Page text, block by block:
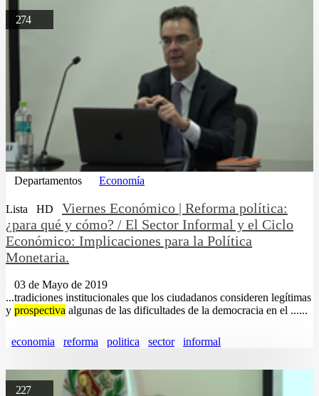
274
Departamentos Economía
Lista HD
Viernes Económico | Reforma política:
¿para qué y cómo? / El Sector Informal y el Ciclo
Económico: Implicaciones para la Política
Monetaria.
03 de Mayo de 2019
...tradiciones institucionales que los ciudadanos consideren legítimas
y prospectiva algunas de las dificultades de la democracia en el ......
economia reforma politica sector informal
227